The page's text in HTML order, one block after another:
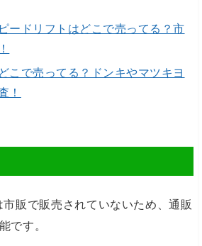
ードリフトはどこで売ってる？市
こで売ってる？ドンキやマツキヨ
！
販で販売されていないため、通販
です。